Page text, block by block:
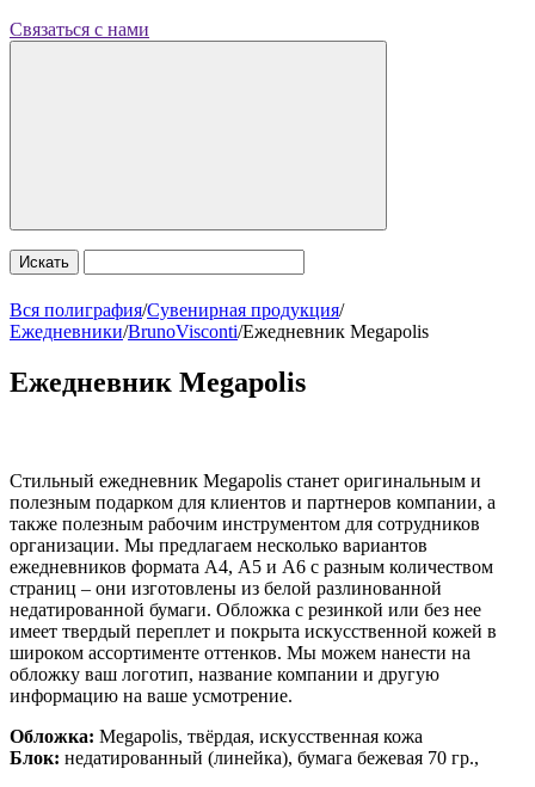
Связаться с нами
Искать
Вся полиграфия/Сувенирная продукция/
Ежедневники/BrunoVisconti/Ежедневник Megapolis
Ежедневник Megapolis
Стильный ежедневник Megapolis станет оригинальным и
полезным подарком для клиентов и партнеров компании, а
также полезным рабочим инструментом для сотрудников
организации. Мы предлагаем несколько вариантов
ежедневников формата А4, А5 и А6 с разным количеством
страниц – они изготовлены из белой разлинованной
недатированной бумаги. Обложка с резинкой или без нее
имеет твердый переплет и покрыта искусственной кожей в
широком ассортименте оттенков. Мы можем нанести на
обложку ваш логотип, название компании и другую
информацию на ваше усмотрение.
Обложка: Megapolis, твёрдая, искусственная кожа
Блок: недатированный (линейка), бумага бежевая 70 гр.,